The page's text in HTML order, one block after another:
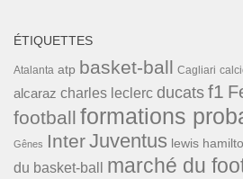
ÉTIQUETTES
Atalanta atp basket-ball Cagliari
alcaraz charles leclerc ducats f1
football formations
Gênes InterJuventus lewis
du basket-ball
marché du